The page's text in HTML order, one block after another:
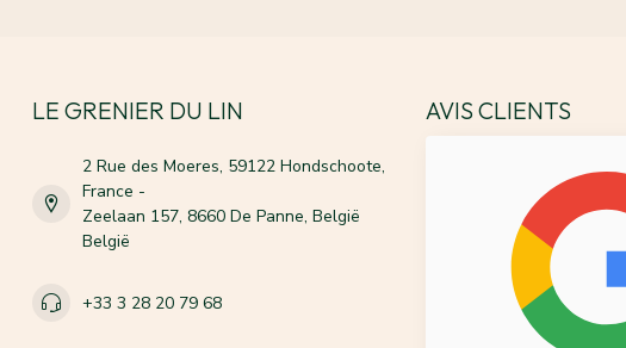
LE GRENIER DU LIN
2 Rue des Moeres, 59122 Hondschoote,
France -
Zeelaan 157, 8660 De Panne, België
België
+33 3 28 20 79 68
AVIS CLIENTS